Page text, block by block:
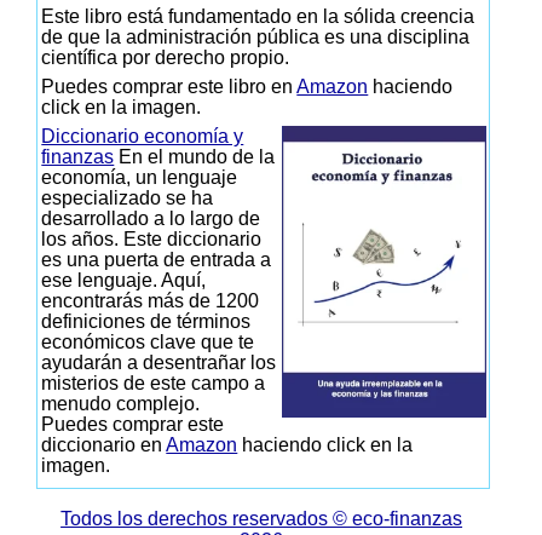
Este libro está fundamentado en la sólida creencia
de que la administración pública es una disciplina
científica por derecho propio.
Puedes comprar este libro enAmazon haciendo
click en la imagen.
Diccionario economía y
finanzas En el mundo de la
economía, un lenguaje
especializado se ha
desarrollado a lo largo de
los años. Este diccionario
es una puerta de entrada a
ese lenguaje. Aquí,
encontrarás más de 1200
definiciones de términos
económicos clave que te
ayudarán a desentrañar los
misterios de este campo a
menudo complejo.
Puedes comprar este
diccionario enAmazon haciendo click en la
imagen.
Todos los derechos reservados © eco-finanzas